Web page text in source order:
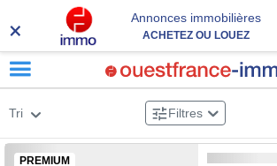
× Annonces immobilières
ACHETEZ OU LOUEZ
Tri Filtres
PREMIUM